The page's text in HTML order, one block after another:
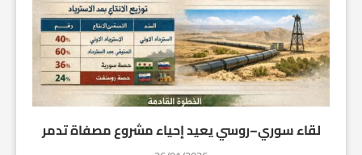
لقاء سوري–روسي يعيد إحياء مشروع مصفاة تدمر